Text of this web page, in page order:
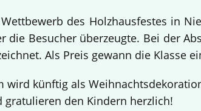
des Holzhausfestes in
die Besucher überzeugte. Bei der
Als Preis gewann die Klasse
wird künftig als
gratulieren den Kindern herzlich!